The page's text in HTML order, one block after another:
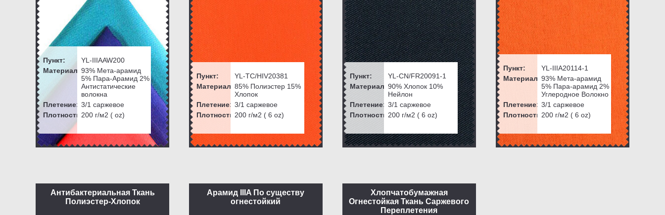
Пункт:
YL-IIIAAW200
Материал: 93% Мета-арамид
5% Пара-Арамид 2%
Антистатические
волокна
Плетение: 3/1 саржевое
Плотность:200г/м2 ( oz)
Пункт:
YL-TC/HIV20381
Материал: 85% Полиэстер 15%
Хлопок
Плетение: 3/1 саржевое
Плотность:200г/м2 ( 6 oz)
Пункт:
YL-CN/FR20091-1
Материал: 90% Хлопок 10%
Нейлон
Плетение: 3/1 саржевое
Плотность:200г/м2 ( 6 oz)
Пункт:
YL-IIIA20114-1
Материал: 93% Мета-арамид
5% Пара-арамид 2%
Углеродное Волокно
Плетение: 3/1 саржевое
Плотность:200г/м2 ( 6 oz)
Антибактериальная Ткань
Полиэстер-Хлопок
Арамид IIIA По существу
огнестойкий
Хлопчатобумажная
Огнестойкая Ткань Саржевого
Переплетения